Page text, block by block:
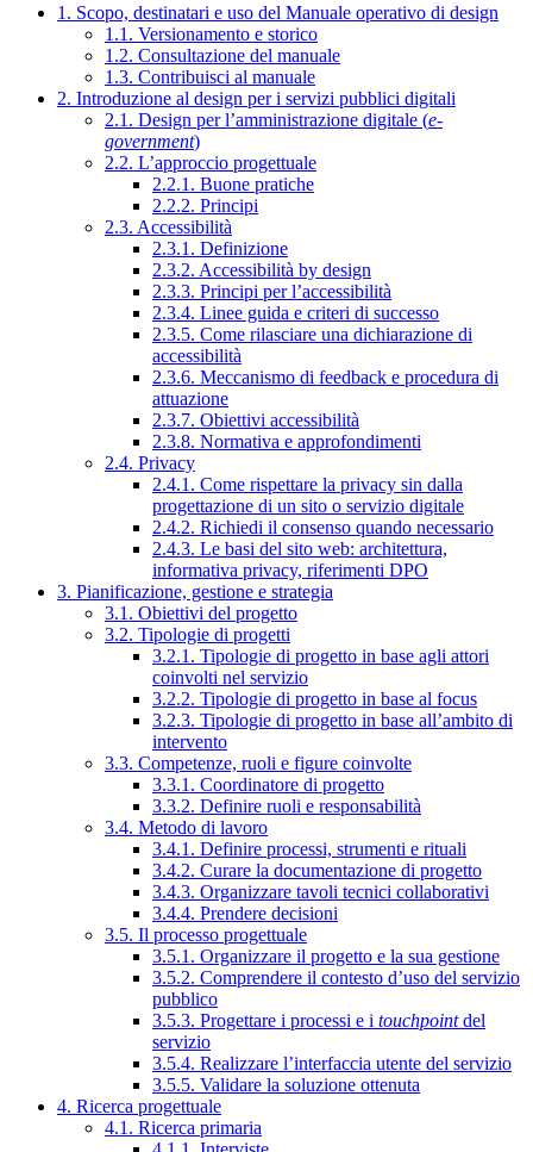
1. Scopo, destinatari e uso del Manuale operativo di design
1.1. Versionamento e storico
1.2. Consultazione del manuale
1.3. Contribuisci al manuale
2. Introduzione al design per i servizi pubblici digitali
2.1. Design per l’amministrazione digitale (e-
government)
2.2. L’approccio progettuale
2.2.1. Buone pratiche
2.2.2. Principi
2.3. Accessibilità
2.3.1. Definizione
2.3.2. Accessibilità by design
2.3.3. Principi per l’accessibilità
2.3.4. Linee guida e criteri di successo
2.3.5. Come rilasciare una dichiarazione di
accessibilità
2.3.6. Meccanismo di feedback e procedura di
attuazione
2.3.7. Obiettivi accessibilità
2.3.8. Normativa e approfondimenti
2.4. Privacy
2.4.1. Come rispettare la privacy sin dalla
progettazione di un sito o servizio digitale
2.4.2. Richiedi il consenso quando necessario
2.4.3. Le basi del sito web: architettura,
informativa privacy, riferimenti DPO
3. Pianificazione, gestione e strategia
3.1. Obiettivi del progetto
3.2. Tipologie di progetti
3.2.1. Tipologie di progetto in base agli attori
coinvolti nel servizio
3.2.2. Tipologie di progetto in base al focus
3.2.3. Tipologie di progetto in base all’ambito di
intervento
3.3. Competenze, ruoli e figure coinvolte
3.3.1. Coordinatore di progetto
3.3.2. Definire ruoli e responsabilità
3.4. Metodo di lavoro
3.4.1. Definire processi, strumenti e rituali
3.4.2. Curare la documentazione di progetto
3.4.3. Organizzare tavoli tecnici collaborativi
3.4.4. Prendere decisioni
3.5. Il processo progettuale
3.5.1. Organizzare il progetto e la sua gestione
3.5.2. Comprendere il contesto d’uso del servizio
pubblico
3.5.3. Progettare i processi e i touchpointdel
servizio
3.5.4. Realizzare l’interfaccia utente del servizio
3.5.5. Validare la soluzione ottenuta
4. Ricerca progettuale
4.1. Ricerca primaria